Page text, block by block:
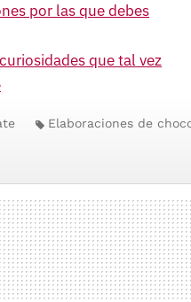
por las que debes
que tal vez
Elaboraciones de